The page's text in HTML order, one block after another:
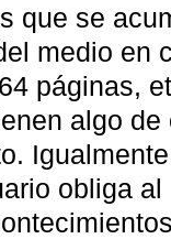
que se
medio en
páginas,
algo de
obliga al